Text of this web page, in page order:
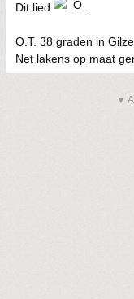
Dit lied
O.T. 38 graden in
Net lakens op maat
▼